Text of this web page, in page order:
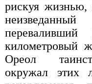
рискуя
километровый
Ореол
окружал этих